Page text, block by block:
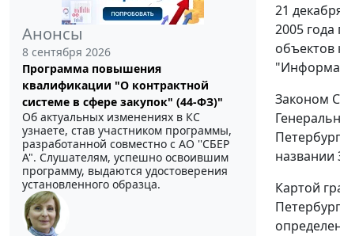
Анонсы
8 сентября 2026
Программа повышения
квалификации "О контрактной
системе в сфере закупок" (44-ФЗ)"
Об актуальных изменениях в КС
узнаете, став участником программы,
разработанной совместно с АО ''СБЕР
А". Слушателям, успешно освоившим
программу, выдаются удостоверения
установленного образца.
21
2005
объектов
Законом
названии
Картой